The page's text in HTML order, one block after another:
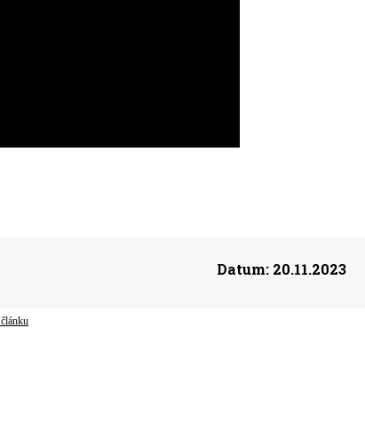
Datum:20.11.2023